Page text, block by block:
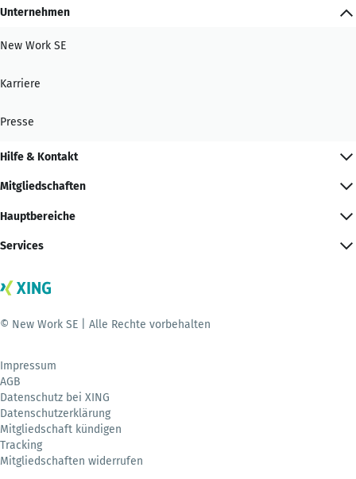
Unternehmen
New Work SE
Karriere
Presse
Hilfe & Kontakt
Mitgliedschaften
Hauptbereiche
Services
© New Work SE | Alle Rechte vorbehalten
Impressum
AGB
Datenschutz bei XING
Datenschutzerklärung
Mitgliedschaft kündigen
Tracking
Mitgliedschaften widerrufen